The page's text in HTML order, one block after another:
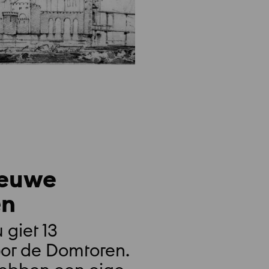
giet 13
de Domtoren.